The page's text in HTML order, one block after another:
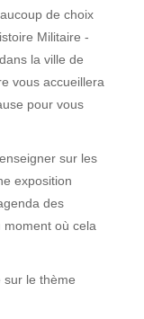
de choix
Militaire -
la ville de
vous accueillera
pour vous
sur les
exposition
des
où cela
sur le thème